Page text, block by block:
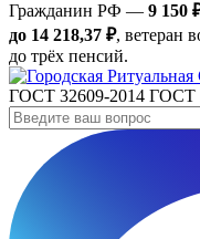
Гражданин РФ — 9 150
до 14 218,37 ₽, ветеран
до трёх пенсий.
ГОСТ 32609-2014 ГОСТ